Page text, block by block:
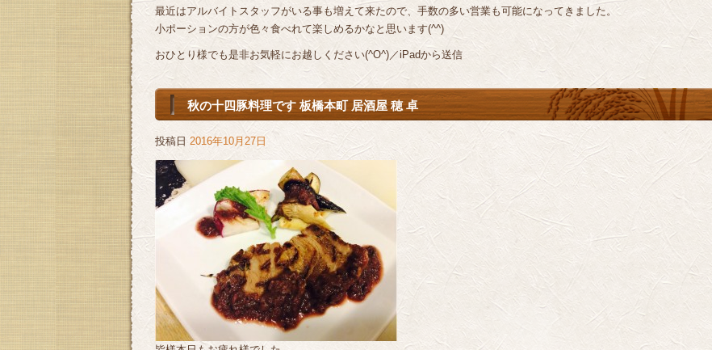
最近はアルバイトスタッフがいる事も増えて来たので、手数の多い営業も可能になってきました。
小ポーションの方が色々食べれて楽しめるかなと思います(^^)
おひとり様でも是非お気軽にお越しください(^O^)／iPadから送信
秋の十四豚料理です 板橋本町 居酒屋 穂 卓
投稿日 2016年10月27日